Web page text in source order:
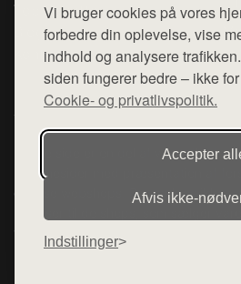
Vi bruger cookies på vores
forbedre din oplevelse, vise
indhold og analysere
siden fungerer bedre – ikke
Cookie- og privatlivspolitik.
Accepter
Afvis
Indstillinger
Top Rabatter
Blog
Kontakt
Denne side er en del af want.dk, der
hjemmesider med præsentation af
diverse webshops. Der sælges ikke
henviser til de shops, som sælger
varerne på lager.